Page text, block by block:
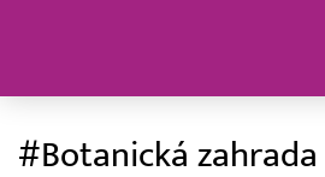
#Botanická zahrada